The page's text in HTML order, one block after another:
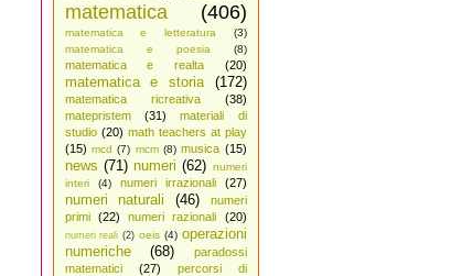
matematica (406)
matematica e letteratura
(3)
matematica e poesia
(8)
matematica e realta (20)
matematica e storia (172)
matematica ricreativa
(38)
matepristem
(31)
materiali di
studio (20) math teachers at play
(15) mcd (7) mcm (8) musica (15)
news (71) numeri (62) numeri
interi
(4) numeri irrazionali (27)
numeri naturali (46)
numeri
primi
(22) numeri razionali (20)
numeri reali (2) oeis (4) operazioni
numeriche
(68)
paradossi
matematici
(27)
percorsi di